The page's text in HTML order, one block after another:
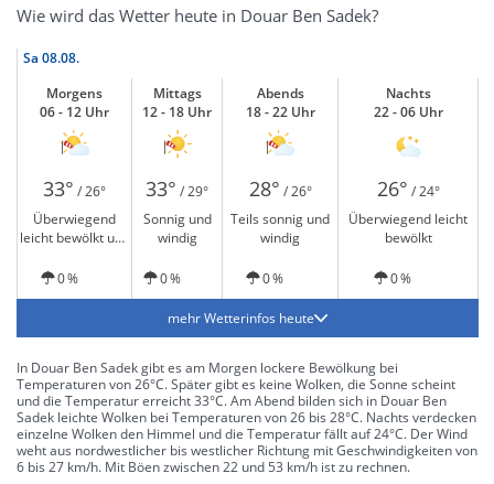
Wie wird das Wetter heute in Douar Ben Sadek?
Sa 08.08.
Morgens
06 - 12 Uhr
Mittags
12 - 18 Uhr
Abends
18 - 22 Uhr
Nachts
22 - 06 Uhr
33° / 26° 33° / 29° 28° / 26° 26° / 24°
Überwiegend
leicht bewölkt und
Sonnig und
windig
Teils sonnig und
windig
Überwiegend leicht
bewölkt
0 % 0 % 0 % 0 %
mehr Wetterinfos heute
In Douar Ben Sadek gibt es am Morgen lockere Bewölkung bei
Temperaturen von 26°C. Später gibt es keine Wolken, die Sonne scheint
und die Temperatur erreicht 33°C. Am Abend bilden sich in Douar Ben
Sadek leichte Wolken bei Temperaturen von 26 bis 28°C. Nachts verdecken
einzelne Wolken den Himmel und die Temperatur fällt auf 24°C. Der Wind
weht aus nordwestlicher bis westlicher Richtung mit Geschwindigkeiten von
6 bis 27 km/h. Mit Böen zwischen 22 und 53 km/h ist zu rechnen.